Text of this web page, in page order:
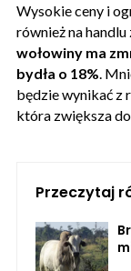
Wysokie ceny i
również na
wołowiny ma
bydła o 18% .
będzie wynikać z
która zwiększa
Przeczytaj